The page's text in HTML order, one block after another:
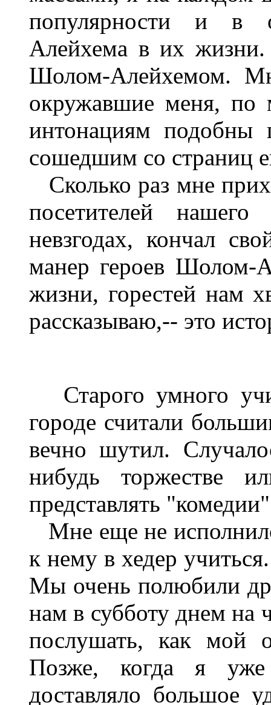
популярности и в
Алейхема в их
Шолом-Алейхемом.
окружавшие меня, по
интонациям подобны
сошедшим со страниц
Сколько раз мне
посетителей
невзгодах, кончал
манер героев Шолом-
жизни, горестей нам
рассказываю,-- это
Старого умного
городе считали
вечно шутил.
нибудь торжестве
представлять
Мне еще не
к нему в хедер
Мы очень полюбили
нам в субботу днем на
послушать, как мой
Позже, когда я
доставляло большое